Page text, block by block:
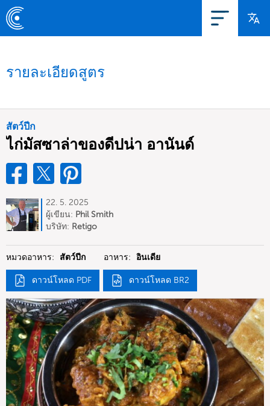
รายละเอียดสูตร
สัตว์ปีก
ไก่มัสซาล่าของดีปน่า อานันด์
22. 5. 2025
ผู้เขียน: Phil Smith
บริษัท: Retigo
หมวดอาหาร: สัตว์ปีก อาหาร: อินเดีย
ดาวน์โหลด PDF ดาวน์โหลด BR2